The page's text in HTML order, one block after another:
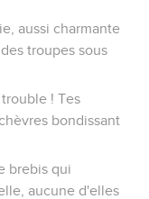
aussi charmante
troupes sous
! Tes
bondissant
brebis qui
aucune d'elles